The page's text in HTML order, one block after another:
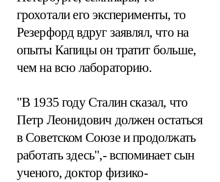
грохотали его эксперименты, то
Резерфорд вдруг заявлял, что на
опыты Капицы он тратит больше,
чем на всю лабораторию.
"В 1935 году Сталин сказал, что
Петр Леонидович должен остаться
в Советском Союзе и продолжать
работать здесь",- вспоминает сын
ученого, доктор физико-